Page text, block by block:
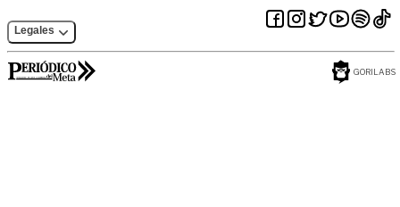
Legales
GORILABS